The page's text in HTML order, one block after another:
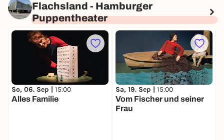
Flachsland - Hamburger
Puppentheater
So, 06. Sep | 15:00
Alles Familie
Sa, 19. Sep | 15:00
Vom Fischer und seiner
Frau